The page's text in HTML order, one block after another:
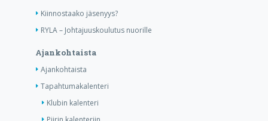
Kiinnostaako jäsenyys?
RYLA – Johtajuuskoulutus nuorille
Ajankohtaista
Ajankohtaista
Tapahtumakalenteri
Klubin kalenteri